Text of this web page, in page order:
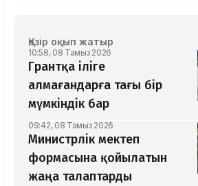
Қазір оқып жатыр
10:58, 08 Тамыз 2026
Грантқа іліге
алмағандарға тағы бір
мүмкіндік бар
09:42, 08 Тамыз 2026
Министрлік мектеп
формасына қойылатын
жаңа талаптарды